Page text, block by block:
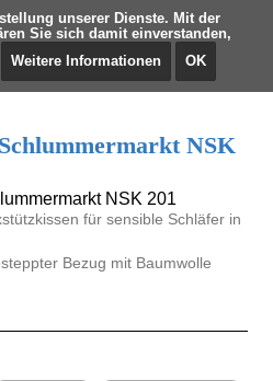
unserer Dienste. Mit der
Sie sich damit einverstanden,
Weitere Informationen OK
NSK
für sensible Schläfer in
Bezug mit Baumwolle